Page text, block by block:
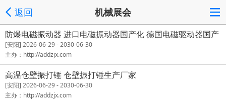
返回 机械展会
防爆电磁振动器 进口电磁振动器国产化 德国电磁驱动器国产
化
[安阳] 2026-06-29 - 2030-06-30
主办：http://addzjx.com
高温仓壁振打锤 仓壁振打锤生产厂家
[安阳] 2026-06-29 - 2030-06-30
主办：http://addzjx.com